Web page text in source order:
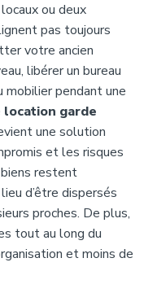
ou deux
pas toujours
votre ancien
libérer un bureau
mobilier pendant une
location garde
une solution
et les risques
restent
d’être dispersés
proches. De plus,
tout au long du
et moins de